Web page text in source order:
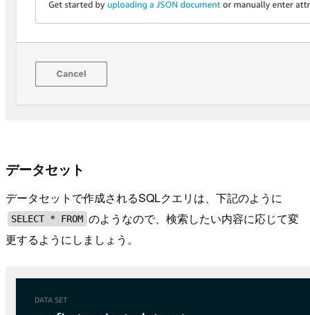
データセット
データセットで作成されるSQLクエリは、下記のように
SELECT * FROM のようなので、検索したい内容に応じて変
更するようにしましょう。